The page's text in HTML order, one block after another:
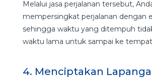
Melalui jasa perjalanan tersebut,
mempersingkat perjalanan dengan
sehingga waktu yang ditempuh
waktu lama untuk sampai ke
4. Menciptakan